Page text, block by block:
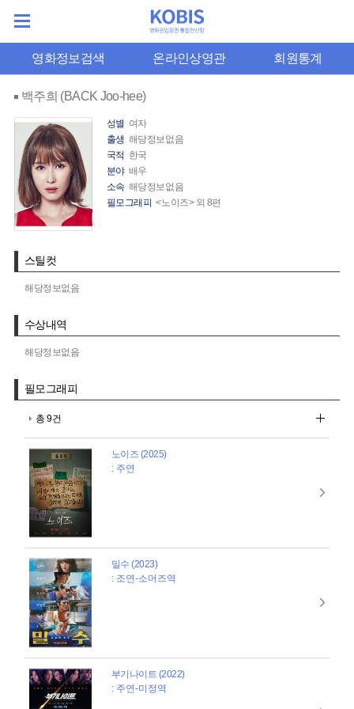
영화정보검색 온라인상영관 회원통계
백주희 (BACK Joo-hee)
성별 여자
출생 해당정보없음
국적 한국
분야 배우
소속 해당정보없음
필모그래피 <노이즈> 외 8편
스틸컷
해당정보없음
수상내역
해당정보없음
필모그래피
총 9건
노이즈 (2025)
: 주연
밀수 (2023)
: 조연-소머즈역
부기나이트 (2022)
: 주연-미정역